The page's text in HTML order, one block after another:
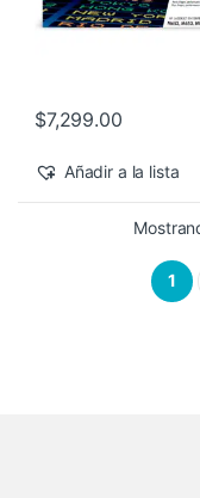
$7,299.00
Añadir a la lista
1